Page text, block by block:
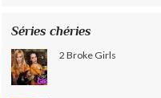
Séries chéries
2 Broke Girls